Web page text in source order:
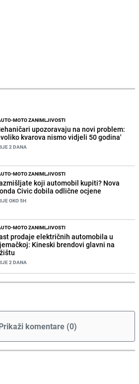
MOTO ZANIMLJIVOSTI
upozoravaju na novi problem:
kvarova nismo vidjeli 50 godina'
2 DANA
MOTO ZANIMLJIVOSTI
koji automobil kupiti? Nova
Civic dobila odlične ocjene
OKO 5H
MOTO ZANIMLJIVOSTI
prodaje električnih automobila u
Kineski brendovi glavni na
2 DANA
komentare (0)